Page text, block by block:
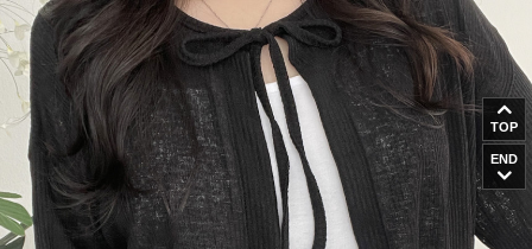
TOP
END